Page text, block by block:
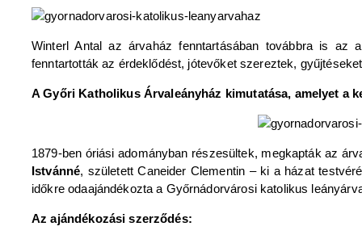
Winterl Antal az árvaház fenntartásában továbbra is az
fenntartották az érdeklődést, jótevőket szereztek,
A Győri Katholikus Árvaleányház kimutatása, amelyet a
1879-ben óriási adományban részesültek, megkapták az
Istvánné, született Caneider Clementin – ki a házat
időkre odaajándékozta a Győrnádorvárosi katolikus
Az ajándékozási szerződés: